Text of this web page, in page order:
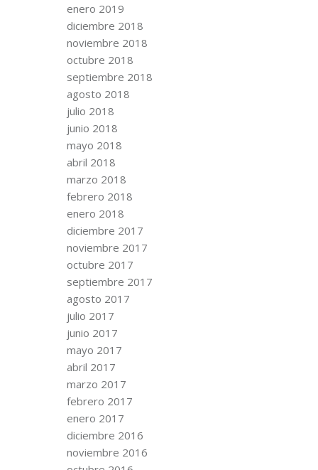
enero 2019
diciembre 2018
noviembre 2018
octubre 2018
septiembre 2018
agosto 2018
julio 2018
junio 2018
mayo 2018
abril 2018
marzo 2018
febrero 2018
enero 2018
diciembre 2017
noviembre 2017
octubre 2017
septiembre 2017
agosto 2017
julio 2017
junio 2017
mayo 2017
abril 2017
marzo 2017
febrero 2017
enero 2017
diciembre 2016
noviembre 2016